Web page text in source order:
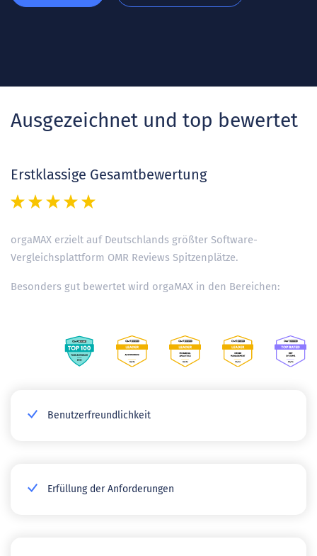
Ausgezeichnet und top bewertet
Erstklassige Gesamtbewertung
orgaMAX erzielt auf Deutschlands größter Software-
Vergleichsplattform OMR Reviews Spitzenplätze.
Besonders gut bewertet wird orgaMAX in den Bereichen:
Benutzerfreundlichkeit
Erfüllung der Anforderungen